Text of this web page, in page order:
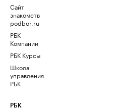
Сайт
знакомств
podbor.ru
РБК
Компании
РБК Курсы
Школа
управления
РБК
РБК